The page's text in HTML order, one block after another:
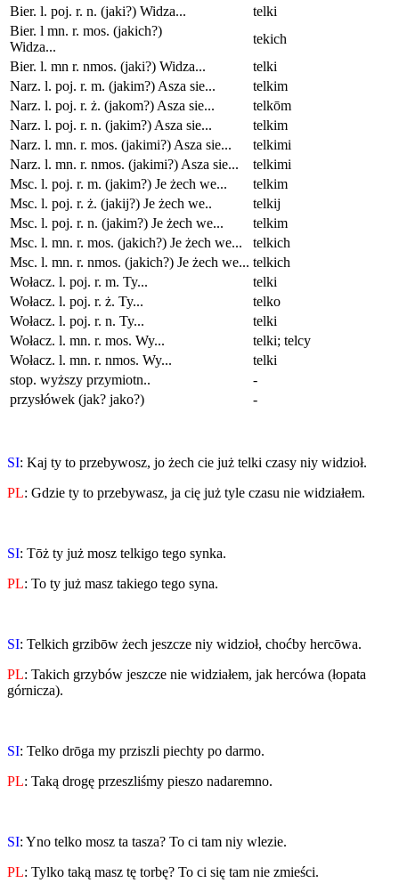
Bier. l. poj. r. n. (jaki?) Widza...
telki
Bier. l mn. r. mos. (jakich?)
Widza...
tekich
Bier. l. mn r. nmos. (jaki?) Widza...
telki
Narz. l. poj. r. m. (jakim?) Asza sie...
telkim
Narz. l. poj. r. ż. (jakom?) Asza sie...
telkōm
Narz. l. poj. r. n. (jakim?) Asza sie...
telkim
Narz. l. mn. r. mos. (jakimi?) Asza sie...
telkimi
Narz. l. mn. r. nmos. (jakimi?) Asza sie...
telkimi
Msc. l. poj. r. m. (jakim?) Je żech we...
telkim
Msc. l. poj. r. ż. (jakij?) Je żech we..
telkij
Msc. l. poj. r. n. (jakim?) Je żech we...
telkim
Msc. l. mn. r. mos. (jakich?) Je żech we...
telkich
Msc. l. mn. r. nmos. (jakich?) Je żech we... telkich
Wołacz. l. poj. r. m. Ty...
telki
Wołacz. l. poj. r. ż. Ty...
telko
Wołacz. l. poj. r. n. Ty...
telki
Wołacz. l. mn. r. mos. Wy...
telki; telcy
Wołacz. l. mn. r. nmos. Wy...
telki
stop. wyższy przymiotn..
-
przysłówek (jak? jako?)
-
SI: Kaj ty to przebywosz, jo żech cie już telki czasy niy widzioł.
PL: Gdzie ty to przebywasz, ja cię już tyle czasu nie widziałem.
SI: Tōż ty już mosz telkigo tego synka.
PL: To ty już masz takiego tego syna.
SI: Telkich grzibōw żech jeszcze niy widzioł, choćby hercōwa.
PL: Takich grzybów jeszcze nie widziałem, jak hercówa (łopata
górnicza).
SI: Telko drōga my prziszli piechty po darmo.
PL: Taką drogę przeszliśmy pieszo nadaremno.
SI: Yno telko mosz ta tasza? To ci tam niy wlezie.
PL: Tylko taką masz tę torbę? To ci się tam nie zmieści.